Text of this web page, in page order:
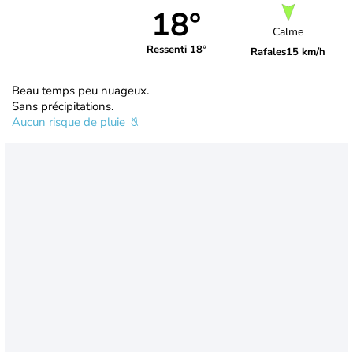
18°
Ressenti 18°
Calme
Rafales15 km/h
Beau temps peu nuageux.
Sans précipitations.
Aucun risque de pluie